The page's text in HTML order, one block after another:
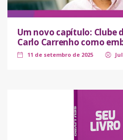
Um novo capítulo: Clube
Carlo Carrenho como
11 de setembro de 2025